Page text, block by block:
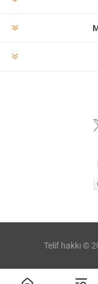
Telif hakkı ©